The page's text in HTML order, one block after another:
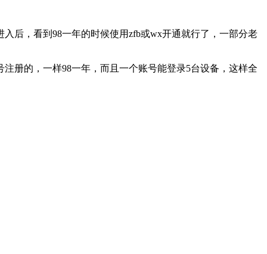
后，看到98一年的时候使用zfb或wx开通就行了，一部分老
册的，一样98一年，而且一个账号能登录5台设备，这样全